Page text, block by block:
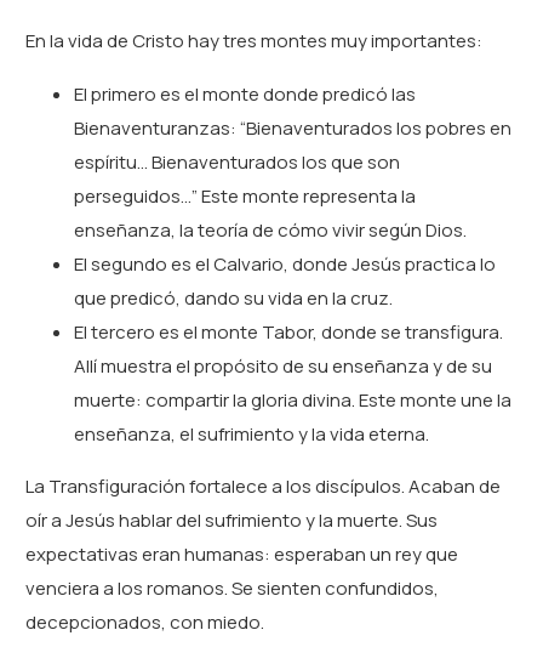
En la vida de Cristo hay tres montes muy importantes:
El primero es el monte donde predicó las
Bienaventuranzas: “Bienaventurados los pobres en
espíritu… Bienaventurados los que son
perseguidos…” Este monte representa la
enseñanza, la teoría de cómo vivir según Dios.
El segundo es el Calvario, donde Jesús practica lo
que predicó, dando su vida en la cruz.
El tercero es el monte Tabor, donde se transfigura.
Allí muestra el propósito de su enseñanza y de su
muerte: compartir la gloria divina. Este monte une la
enseñanza, el sufrimiento y la vida eterna.
La Transfiguración fortalece a los discípulos. Acaban de
oír a Jesús hablar del sufrimiento y la muerte. Sus
expectativas eran humanas: esperaban un rey que
venciera a los romanos. Se sienten confundidos,
decepcionados, con miedo.